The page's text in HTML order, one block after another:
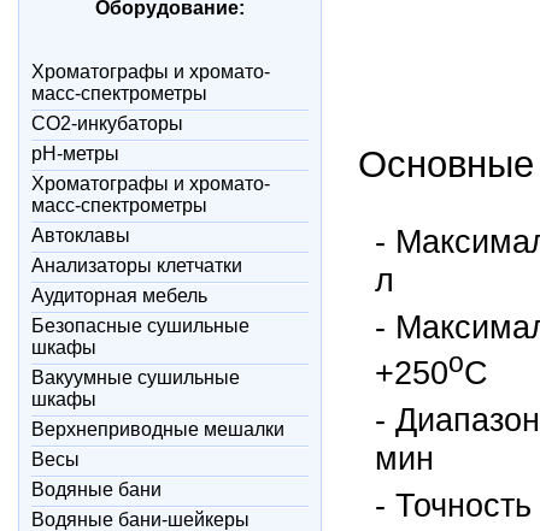
Оборудование:
Xроматографы и хромато-
масс-спектрометры
CO2-инкубаторы
pH-метры
Xроматографы и хромато-
масс-спектрометры
Автоклавы
Анализаторы клетчатки
Аудиторная мебель
Безопасные сушильные
шкафы
Вакуумные сушильные
шкафы
Верхнеприводные мешалки
Весы
Водяные бани
Водяные бани-шейкеры
Основные
-
л
-
+250oС
-
мин
-